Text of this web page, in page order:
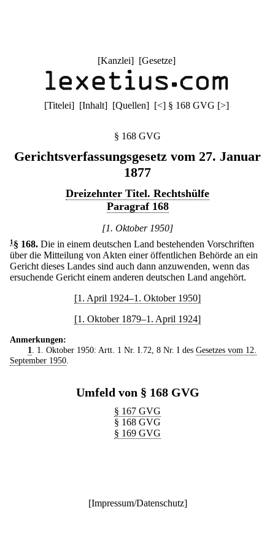
[Kanzlei] [Gesetze]
[Titelei] [Inhalt] [Quellen] [<] § 168 GVG [>]
§ 168 GVG
Gerichtsverfassungsgesetz vom 27. Januar
1877
Dreizehnter Titel. Rechtshülfe
Paragraf 168
[1. Oktober 1950]
1 § 168. Die in einem deutschen Land bestehenden Vorschriften
über die Mitteilung von Akten einer öffentlichen Behörde an ein
Gericht dieses Landes sind auch dann anzuwenden, wenn das
ersuchende Gericht einem anderen deutschen Land angehört.
[1. April 1924–1. Oktober 1950]
[1. Oktober 1879–1. April 1924]
Anmerkungen:
1
. 1. Oktober 1950: Artt. 1 Nr. I.72, 8 Nr. I des Gesetzes vom 12.
September 1950
Umfeld von § 168 GVG
§ 167 GVG
§ 168 GVG
§ 169 GVG
[Impressum/Datenschutz]